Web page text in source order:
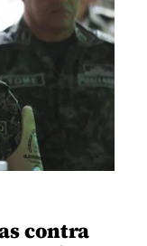
contra